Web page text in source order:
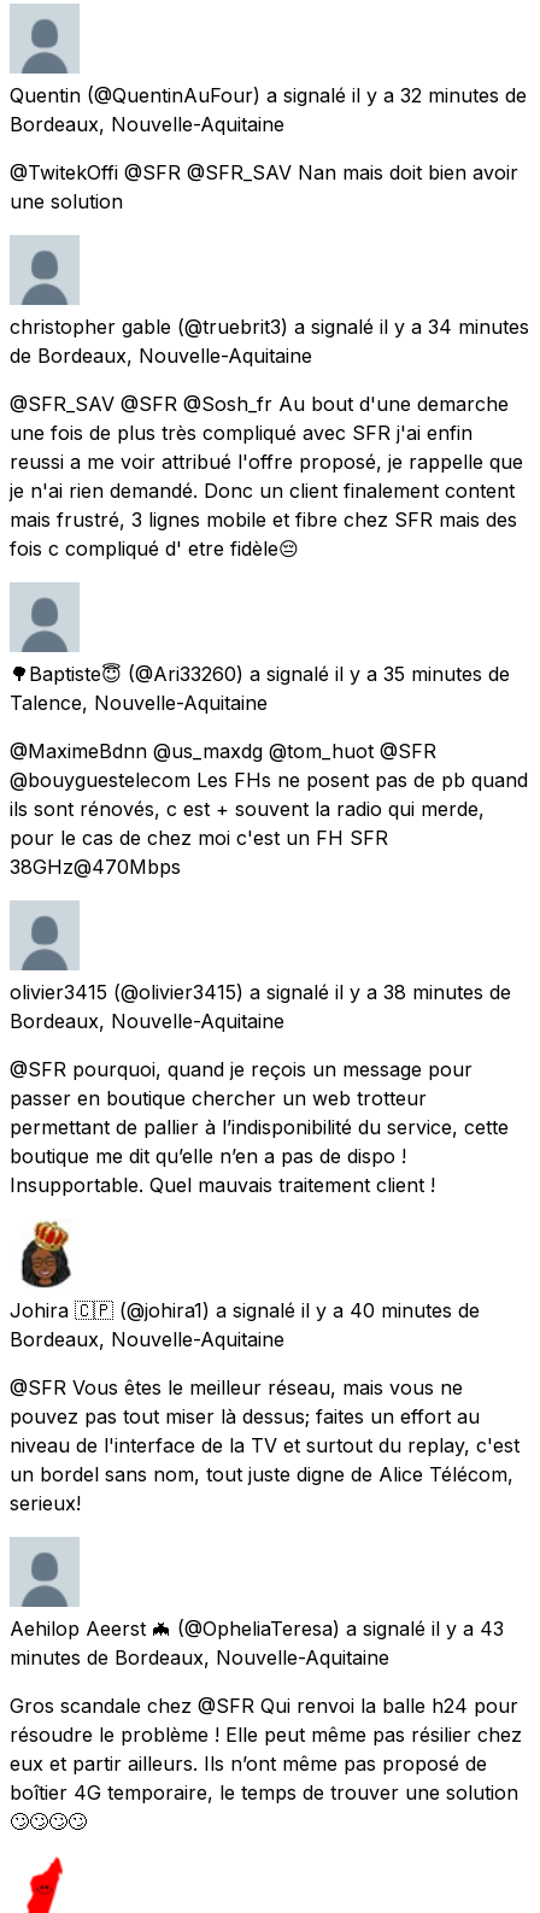
Quentin (@QuentinAuFour) a signalé il y a 32 minutes de
Bordeaux, Nouvelle-Aquitaine
@TwitekOffi @SFR @SFR_SAV Nan mais doit bien avoir
une solution
christopher gable (@truebrit3) a signalé il y a 34 minutes
de Bordeaux, Nouvelle-Aquitaine
@SFR_SAV @SFR @Sosh_fr Au bout d'une demarche
une fois de plus très compliqué avec SFR j'ai enfin
reussi a me voir attribué l'offre proposé, je rappelle que
je n'ai rien demandé. Donc un client finalement content
mais frustré, 3 lignes mobile et fibre chez SFR mais des
fois c compliqué d' etre fidèle😔
🌳Baptiste😇 (@Ari33260) a signalé il y a 35 minutes de
Talence, Nouvelle-Aquitaine
@MaximeBdnn @us_maxdg @tom_huot @SFR
@bouyguestelecom Les FHs ne posent pas de pb quand
ils sont rénovés, c est + souvent la radio qui merde,
pour le cas de chez moi c'est un FH SFR
38GHz@470Mbps
olivier3415 (@olivier3415) a signalé il y a 38 minutes de
Bordeaux, Nouvelle-Aquitaine
@SFR pourquoi, quand je reçois un message pour
passer en boutique chercher un web trotteur
permettant de pallier à l’indisponibilité du service, cette
boutique me dit qu’elle n’en a pas de dispo !
Insupportable. Quel mauvais traitement client !
Johira 🇨🇵 (@johira1) a signalé il y a 40 minutes de
Bordeaux, Nouvelle-Aquitaine
@SFR Vous êtes le meilleur réseau, mais vous ne
pouvez pas tout miser là dessus; faites un effort au
niveau de l'interface de la TV et surtout du replay, c'est
un bordel sans nom, tout juste digne de Alice Télécom,
serieux!
Aehilop Aeerst 🦇 (@OpheliaTeresa) a signalé il y a 43
minutes de Bordeaux, Nouvelle-Aquitaine
Gros scandale chez @SFR Qui renvoi la balle h24 pour
résoudre le problème ! Elle peut même pas résilier chez
eux et partir ailleurs. Ils n’ont même pas proposé de
boîtier 4G temporaire, le temps de trouver une solution
🙄🙄🙄🙄